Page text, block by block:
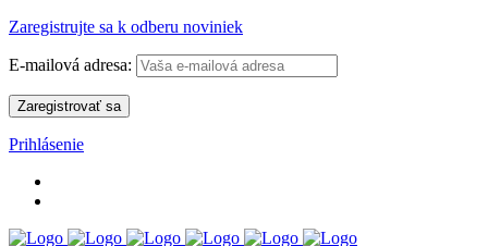
Zaregistrujte sa k odberu noviniek
E-mailová adresa:
Prihlásenie